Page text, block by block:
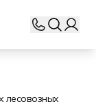
лесовозных